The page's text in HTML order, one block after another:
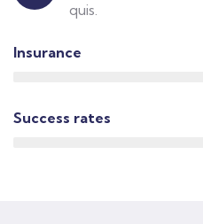
quis.
Insurance
Success rates